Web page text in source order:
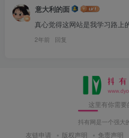
意大利的面
真心觉得这网站是我学习路上
2年前 回复
这里有你需要
抖有网是一个强大
友链申请 版权声明 免责声明